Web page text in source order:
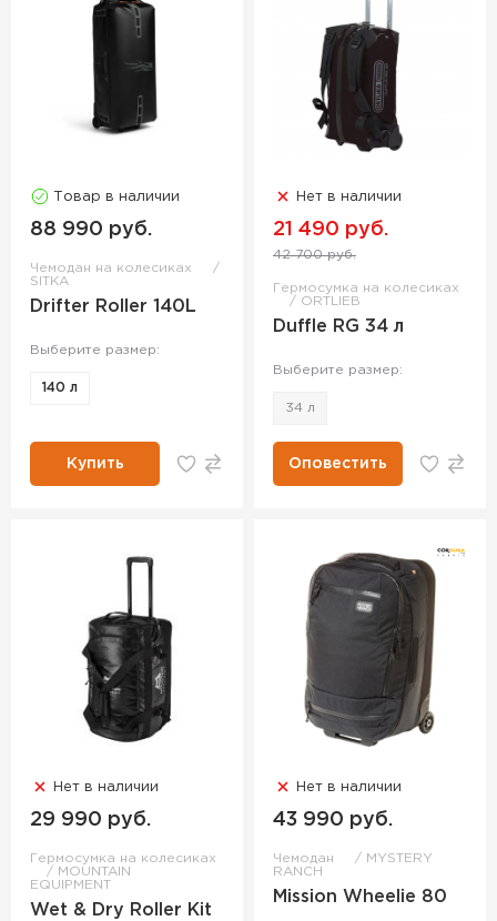
Товар в наличии
88 990 руб.
Чемодан на колесиках
SITKA
Drifter Roller 140L
Выберите размер:
140 л
Купить
Нет в наличии
21 490 руб.
42 700 руб.
Гермосумка на колесиках
ORTLIEB
Duffle RG 34 л
Выберите размер:
34 л
Оповестить
Нет в наличии
29 990 руб.
Гермосумка на колесиках
MOUNTAIN
EQUIPMENT
Wet & Dry Roller Kit
Нет в наличии
43 990 руб.
Чемодан
MYSTERY
RANCH
Mission Wheelie 80